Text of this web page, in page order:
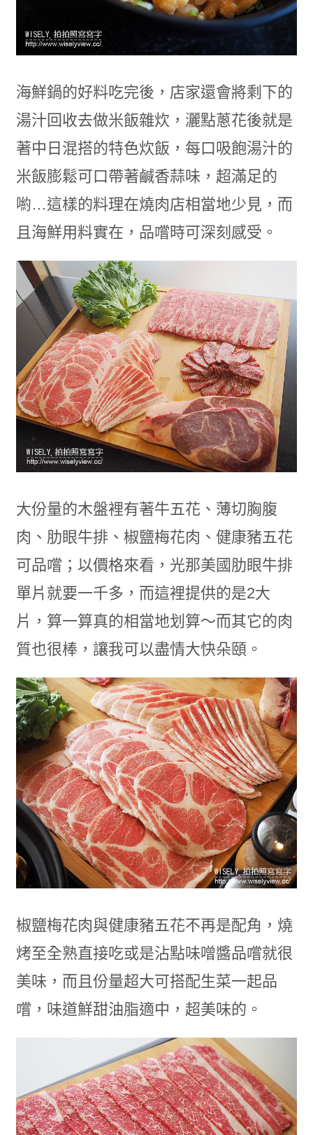
海鮮鍋的好料吃完後，店家還會將剩下的
湯汁回收去做米飯雜炊，灑點蔥花後就是
著中日混搭的特色炊飯，每口吸飽湯汁的
米飯膨鬆可口帶著鹹香蒜味，超滿足的
喲…這樣的料理在燒肉店相當地少見，而
且海鮮用料實在，品嚐時可深刻感受。
大份量的木盤裡有著牛五花、薄切胸腹
肉、肋眼牛排、椒鹽梅花肉、健康豬五花
可品嚐；以價格來看，光那美國肋眼牛排
單片就要一千多，而這裡提供的是2大
片，算一算真的相當地划算～而其它的肉
質也很棒，讓我可以盡情大快朵頤。
椒鹽梅花肉與健康豬五花不再是配角，燒
烤至全熟直接吃或是沾點味噌醬品嚐就很
美味，而且份量超大可搭配生菜一起品
嚐，味道鮮甜油脂適中，超美味的。